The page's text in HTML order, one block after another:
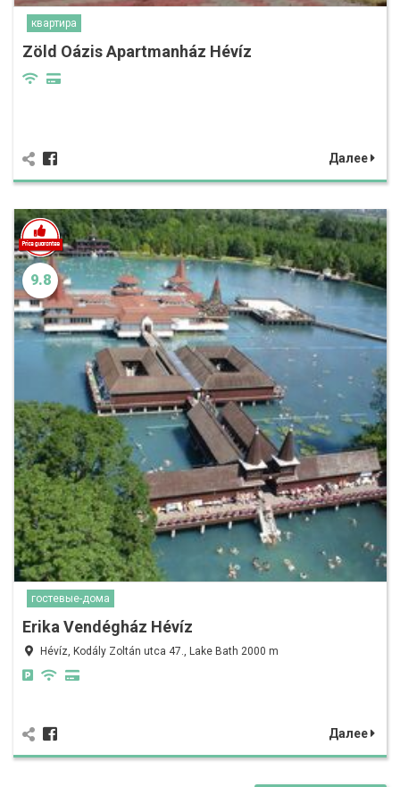
квартира
Zöld Oázis Apartmanház Hévíz
Далее
9.8
гостевые-дома
Erika Vendégház Hévíz
Hévíz, Kodály Zoltán utca 47., Lake Bath 2000 m
Далее